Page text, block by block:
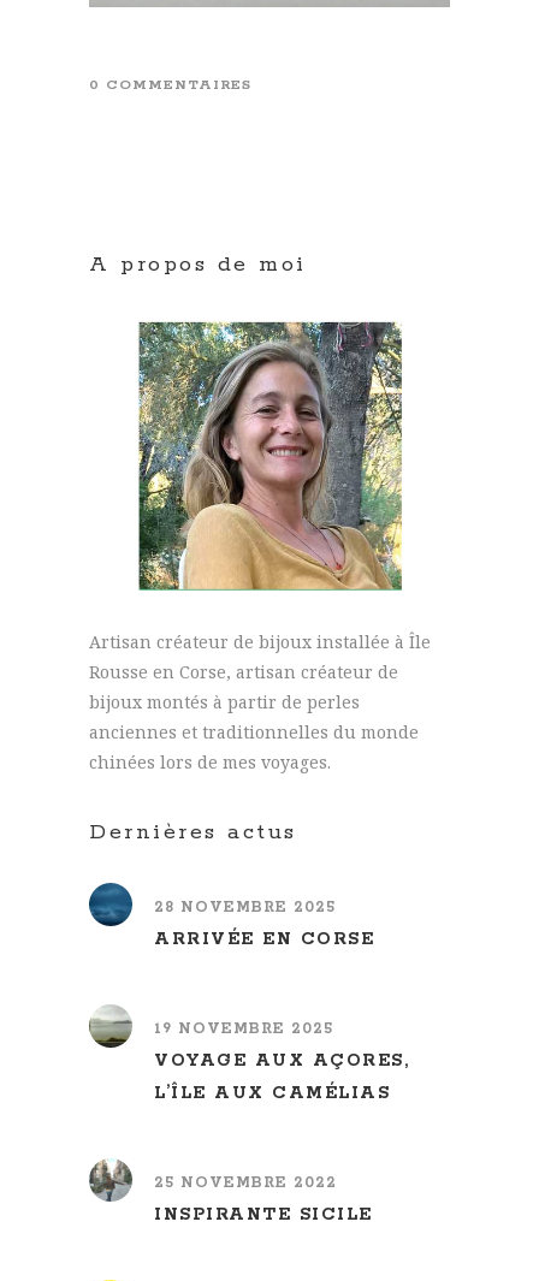
0 COMMENTAIRES
A propos de moi
Artisan créateur de bijoux installée à Île
Rousse en Corse, artisan créateur de
bijoux montés à partir de perles
anciennes et traditionnelles du monde
chinées lors de mes voyages.
Dernières actus
28 NOVEMBRE 2025
ARRIVÉE EN CORSE
19 NOVEMBRE 2025
VOYAGE AUX AÇORES,
L’ÎLE AUX CAMÉLIAS
25 NOVEMBRE 2022
INSPIRANTE SICILE